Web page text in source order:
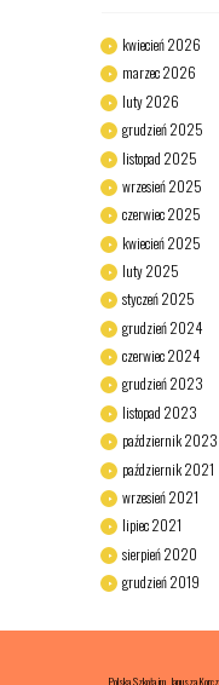
kwiecień2026
marzec2026
luty2026
grudzień2025
listopad 2025
wrzesień2025
czerwiec2025
kwiecień2025
luty2025
styczeń2025
grudzień2024
czerwiec2024
grudzień2023
listopad 2023
październik2023
październik2021
wrzesień2021
lipiec2021
sierpień2020
grudzień2019
Polska Szkoła im. Janusza